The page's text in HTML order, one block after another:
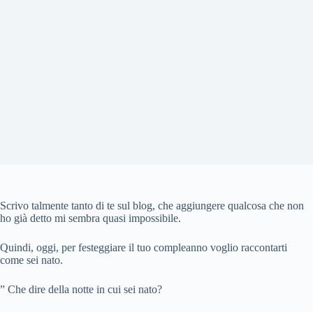
Scrivo talmente tanto di te sul blog, che aggiungere qualcosa che non
ho già detto mi sembra quasi impossibile.
Quindi, oggi, per festeggiare il tuo compleanno voglio raccontarti
come sei nato.
” Che dire della notte in cui sei nato?